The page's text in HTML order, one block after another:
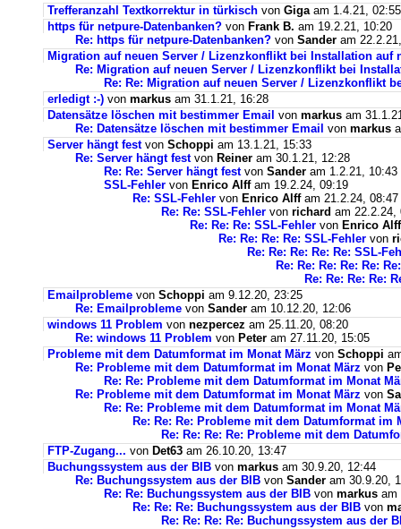
Trefferanzahl Textkorrektur in türkisch von Gigaam 1.4.21, 02:55
https für netpure-Datenbanken? von Frank B. am 19.2.21, 10:20
Re: https für netpure-Datenbanken? von Sander am
Migration auf neuen Server / Lizenzkonflikt bei Installation auf
Re: Migration auf neuen Server / Lizenzkonflikt bei
Re: Re: Migration auf neuen Server / Lizenzkonflikt
erledigt :-) von markus am 31.1.21, 16:28
Datensätze löschen mit bestimmer Email von markus am
Re: Datensätze löschen mit bestimmer Email von markus
Server hängt festvon Schoppi am 13.1.21, 15:33
Re: Server hängt festvon Reiner am 30.1.21, 12:28
Re: Re: Server hängt festvon Sander am 1.2.21, 10:43
SSL-Fehler von Enrico Alffam 19.2.24, 09:19
Re: SSL-Fehler von Enrico Alffam 21.2.24, 08:47
Re: Re: SSL-Fehler von richard am 22.2.24,
Re: Re: Re: SSL-Fehler von Enrico Alff
Re: Re: Re: Re: SSL-Fehler von
Re: Re: Re: Re: Re: SSL-
Re: Re: Re: Re: Re:
Re: Re: Re: Re:
Emailprobleme von Schoppi am 9.12.20, 23:25
Re: Emailprobleme von Sander am 10.12.20, 12:06
windows 11 Problem von nezpercez am 25.11.20, 08:20
Re: windows 11 Problem von Peter am 27.11.20, 15:05
Probleme mit dem Datumformat im Monat März von Schoppi
Re: Probleme mit dem Datumformat im Monat März von
Re: Re: Probleme mit dem Datumformat im Monat
Re: Probleme mit dem Datumformat im Monat März von
Re: Re: Probleme mit dem Datumformat im Monat
Re: Re: Re: Probleme mit dem Datumformat im
Re: Re: Re: Re: Probleme mit dem
FTP-Zugang... von Det63 am 26.10.20, 13:47
Buchungssystem aus der BIB von markus am 30.9.20, 12:44
Re: Buchungssystem aus der BIB von Sander am 30.9.20,
Re: Re: Buchungssystem aus der BIB von markus am
Re: Re: Re: Buchungssystem aus der BIB von
Re: Re: Re: Re: Buchungssystem aus der